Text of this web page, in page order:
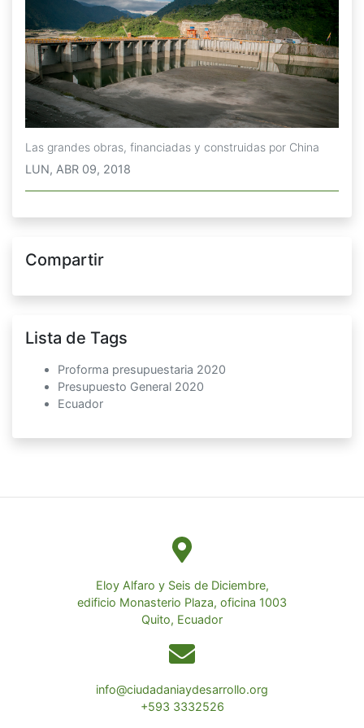
Las grandes obras, financiadas y construidas por China
LUN, ABR 09, 2018
Compartir
Lista de Tags
Proforma presupuestaria 2020
Presupuesto General 2020
Ecuador
Eloy Alfaro y Seis de Diciembre,
edificio Monasterio Plaza, oficina 1003
Quito, Ecuador
info@ciudadaniaydesarrollo.org
+593 3332526